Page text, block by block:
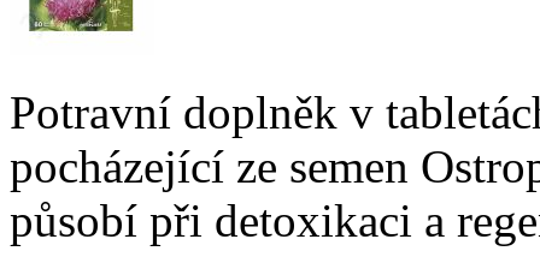
Potravní doplněk v
pocházející ze semen
působí při detoxikaci a